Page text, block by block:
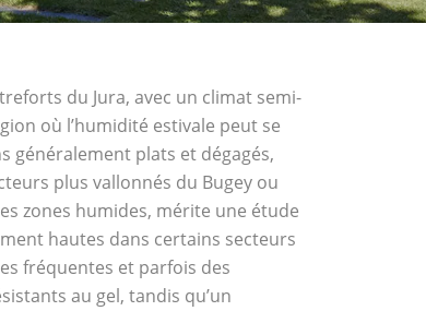
du Jura, avec un climat semi-
où l’humidité estivale peut se
généralement plats et dégagés,
plus vallonnés du Bugey ou
zones humides, mérite une étude
hautes dans certains secteurs
fréquentes et parfois des
au gel, tandis qu’un